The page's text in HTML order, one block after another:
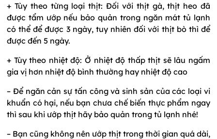
+ Tùy theo từng loại thịt: Đối với thịt gà, thịt heo đã
được tẩm ướp nếu bảo quản trong ngăn mát tủ lạnh
có thể để được 3 ngày, tuy nhiên đối với thịt bò thì để
được đến 5 ngày.
+ Tùy theo nhiệt độ: Ở nhiệt độ thấp thịt sẽ lâu ngấm
gia vị hơn nhiệt độ bình thường hay nhiệt độ cao
– Để ngăn cản sự tấn công và sinh sản của các loại vi
khuẩn có hại, nếu bạn chưa chế biến thực phẩm ngay
thì sau khi ướp thịt hãy bảo quản trong tủ lạnh nhé!
– Bạn cũng không nên ướp thịt trong thời gian quá dài,